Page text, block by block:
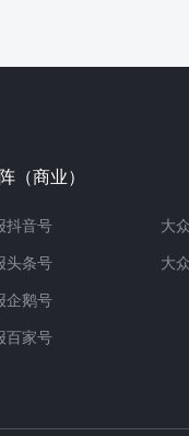
（商业）
抖音号
头条号
企鹅号
百家号
大
大